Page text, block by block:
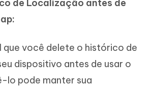
de Localização antes de
que você delete o histórico de
dispositivo antes de usar o
lo pode manter sua